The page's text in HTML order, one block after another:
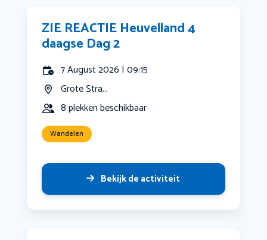
ZIE REACTIE Heuvelland 4
daagse Dag 2
7 August 2026 | 09:15
Grote Stra...
8 plekken beschikbaar
Wandelen
Bekijk de activiteit